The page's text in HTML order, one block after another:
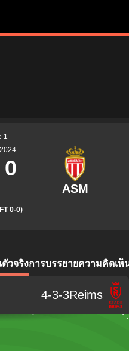
1
0
0-0)
ตัวจริงการบรรยายความคิดเห็
Reims
4-3-3